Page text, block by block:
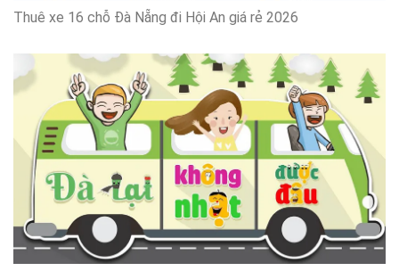
Thuê xe 16 chỗ Đà Nẵng đi Hội An giá rẻ 2026